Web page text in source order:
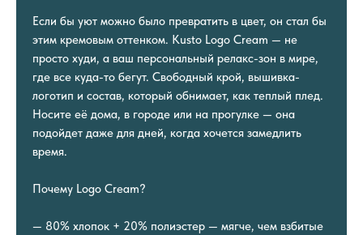
Если бы уют можно было превратить в цвет, он стал бы
этим кремовым оттенком. Kusto Logo Cream — не
просто худи, а ваш персональный релакс-зон в мире,
где все куда-то бегут. Свободный крой, вышивка-
логотип и состав, который обнимает, как теплый плед.
Носите её дома, в городе или на прогулке — она
подойдет даже для дней, когда хочется замедлить
время.
Почему Logo Cream?
— 80% хлопок + 20% полиэстер — мягче, чем взбитые